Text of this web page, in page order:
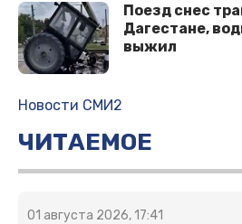
Поезд снес
Дагестане,
выжил
Новости СМИ2
ЧИТАЕМОЕ
01 августа 2026, 17:41